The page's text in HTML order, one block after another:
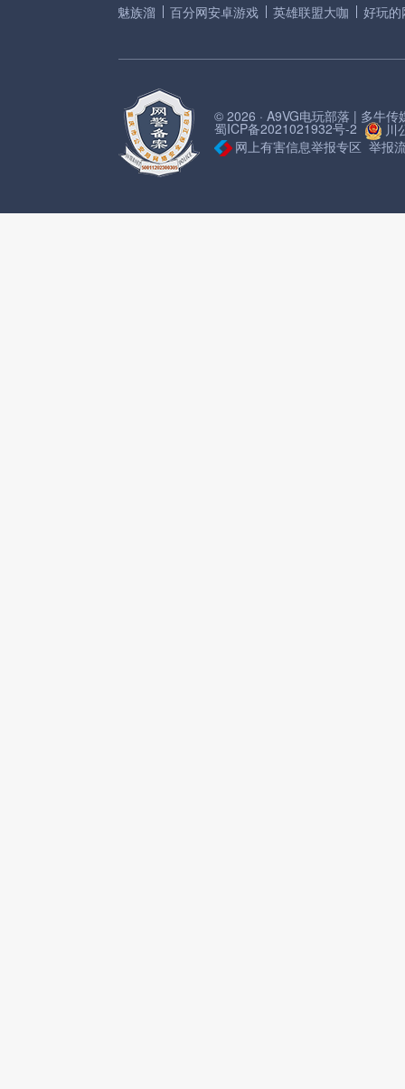
魅族溜
百分网安卓游戏 英雄联盟大咖 好玩的
© 2026 · A9VG电玩部落 | 多牛传
蜀ICP备2021021932号-2
川
网上有害信息举报专区 举报